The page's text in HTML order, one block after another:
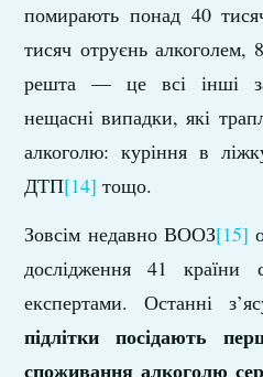
помирають понад 40
тисяч отруєнь алкоголем,
решта — це всі інші
нещасні випадки, які
алкоголю: куріння в
ДТП[14] тощо.
Зовсім недавно ВООЗ[15]
дослідження 41 країни
експертами. Останні
підлітки посідають
споживання алкоголю